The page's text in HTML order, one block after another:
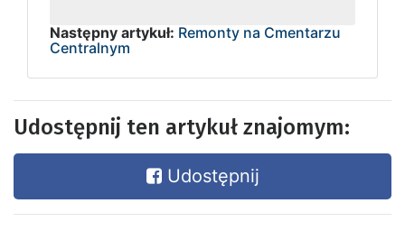
Następny artykuł: Remonty na Cmentarzu
Centralnym
Udostępnij ten artykuł znajomym:
Udostępnij